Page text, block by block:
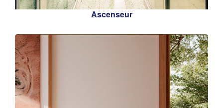
Ascenseur